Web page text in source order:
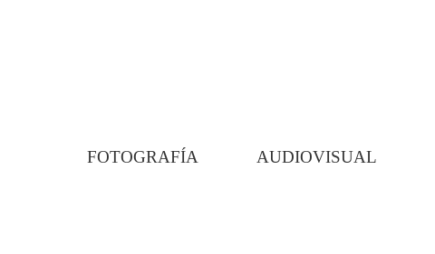
FOTOGRAFÍA AUDIOVISUAL